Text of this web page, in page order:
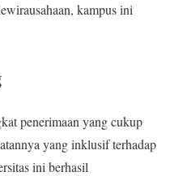
kampus ini
penerimaan yang cukup
yang inklusif terhadap
ini berhasil